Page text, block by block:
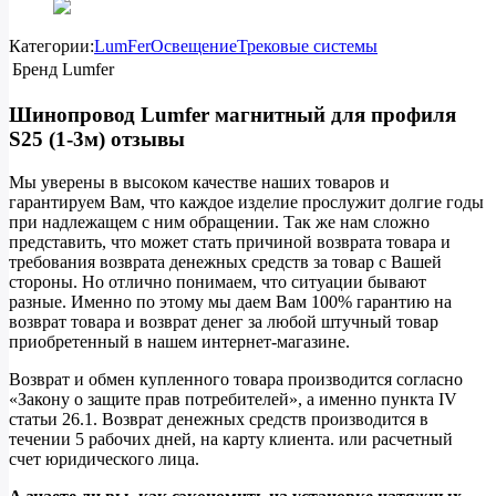
Категории:LumFerОсвещениеТрековые системы
Бренд Lumfer
Шинопровод Lumfer магнитный для профиля
S25 (1-3м) отзывы
Мы уверены в высоком качестве наших товаров и
гарантируем Вам, что каждое изделие прослужит долгие годы
при надлежащем с ним обращении. Так же нам сложно
представить, что может стать причиной возврата товара и
требования возврата денежных средств за товар с Вашей
стороны. Но отлично понимаем, что ситуации бывают
разные. Именно по этому мы даем Вам 100% гарантию на
возврат товара и возврат денег за любой штучный товар
приобретенный в нашем интернет-магазине.
Возврат и обмен купленного товара производится согласно
«Закону о защите прав потребителей», а именно пункта IV
статьи 26.1. Возврат денежных средств производится в
течении 5 рабочих дней, на карту клиента. или расчетный
счет юридического лица.